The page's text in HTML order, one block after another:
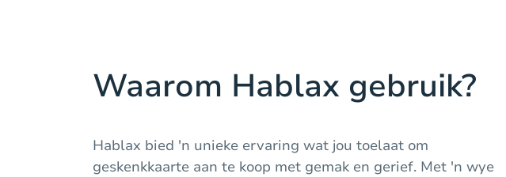
Waarom Hablax gebruik?
Hablax bied 'n unieke ervaring wat jou toelaat om
geskenkkaarte aan te koop met gemak en gerief. Met 'n wye